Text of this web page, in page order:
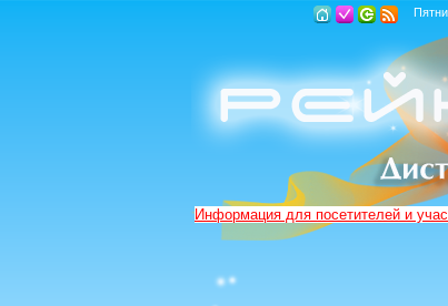
Информация для посетителей и